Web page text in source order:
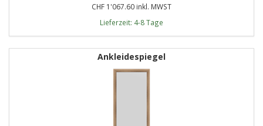
CHF 1'067.60 inkl. MWST
Lieferzeit: 4-8 Tage
Ankleidespiegel